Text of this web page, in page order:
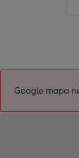
Google mapa